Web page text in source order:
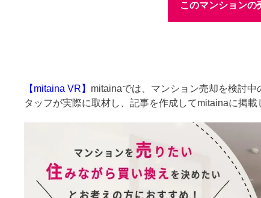
このマンションの
【mitaina VR】 mitainaでは、マンション売却を検討
タッフが実際に取材し、記事を作成してmitainaに掲載